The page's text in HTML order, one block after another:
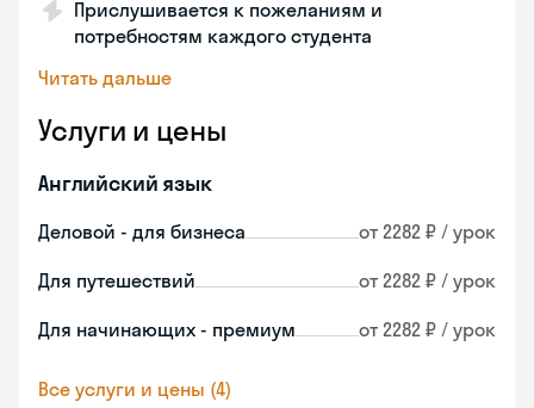
Прислушивается к пожеланиям и
потребностям каждого студента
Читать дальше
Услуги и цены
Английский язык
Деловой - для бизнеса от 2282 ₽ / урок
Для путешествий от 2282 ₽ / урок
Для начинающих - премиум от 2282 ₽ / урок
Все услуги и цены (4)